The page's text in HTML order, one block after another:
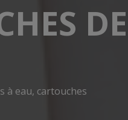
DE
à eau, cartouches